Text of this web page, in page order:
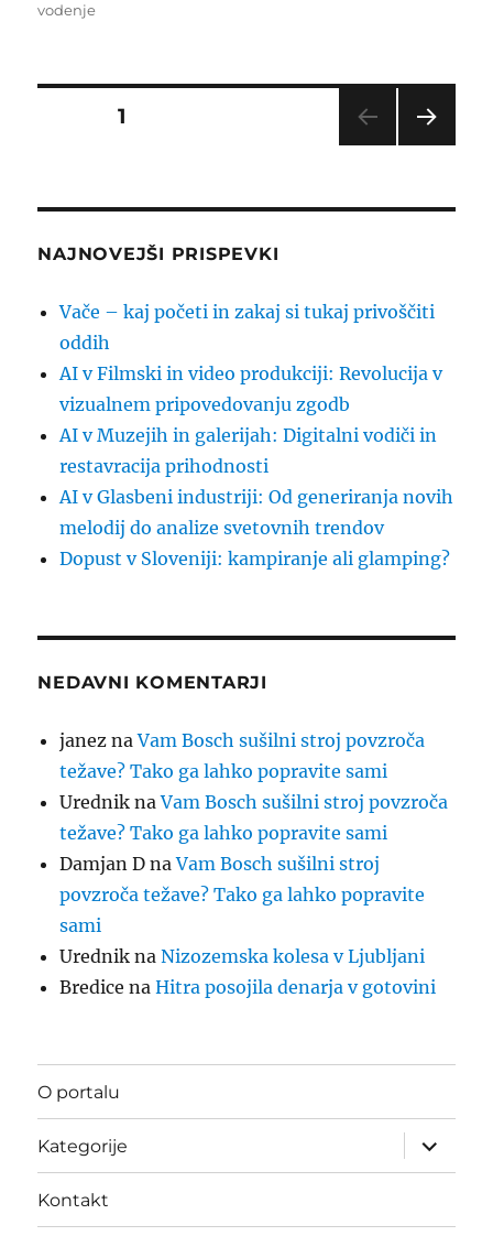
vodenje
Številčenje
STRAN1
STRA
NAJNOVEJŠI PRISPEVKI
Vače – kaj početi in zakaj si tukaj privoščiti
oddih
AI v Filmski in video produkciji: Revolucija v
vizualnem pripovedovanju zgodb
AI v Muzejih in galerijah: Digitalni vodiči in
restavracija prihodnosti
AI v Glasbeni industriji: Od generiranja novih
melodij do analize svetovnih trendov
Dopust v Sloveniji: kampiranje ali glamping?
NEDAVNI KOMENTARJI
janez naVam Bosch sušilni stroj povzroča
težave? Tako ga lahko popravite sami
Urednik naVam Bosch sušilni stroj povzroča
težave? Tako ga lahko popravite sami
Damjan D naVam Bosch sušilni stroj
povzroča težave? Tako ga lahko popravite
sami
Urednik naNizozemska kolesa v Ljubljani
Bredice naHitra posojila denarja v gotovini
O portalu
Kategorije
Odpri
podmeni
Kontakt